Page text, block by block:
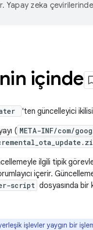
Yapay zeka
içinde
'ten güncelleyici
( META-INF/com/
ilgili tipik
içerir.
script dosyasında bir
işlevler yaygın bir